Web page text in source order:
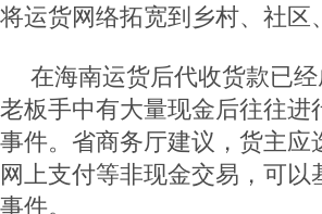
将运货网络拓宽到乡村、社区
在海南运货后代收货款已
老板手中有大量现金后往往
事件。省商务厅建议，货主
网上支付等非现金交易，可以
事件。